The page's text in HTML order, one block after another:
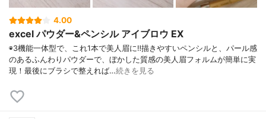
4.00
excel パウダー&ペンシル アイブロウ EX
◉3機能一体型で、これ1本で美人眉に‼︎描きやすいペンシルと、パール感
のあるふんわりパウダーで、ぼかした質感の美人眉フォルムが簡単に実
現！最後にブラシで整えれば…続きを見る